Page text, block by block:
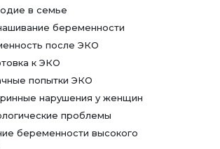
в семье
беременности
после ЭКО
к ЭКО
попытки ЭКО
нарушения у женщин
проблемы
беременности высокого